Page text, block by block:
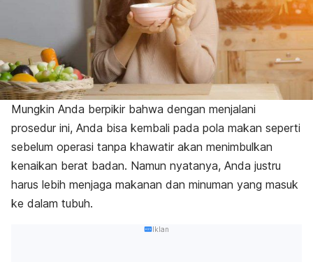
Mungkin Anda berpikir bahwa dengan menjalani
prosedur ini, Anda bisa kembali pada pola makan seperti
sebelum operasi tanpa khawatir akan menimbulkan
kenaikan berat badan. Namun nyatanya, Anda justru
harus lebih menjaga makanan dan minuman yang masuk
ke dalam tubuh.
Iklan